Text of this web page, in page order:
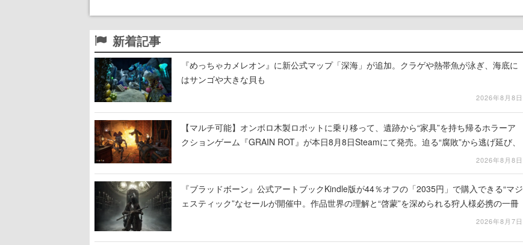
新着記事
『めっちゃカメレオン』に新公式マップ「深海」が追加。クラゲや熱帯魚が泳ぎ、海底に
はサンゴや大きな貝も
2026年8月8日
【マルチ可能】オンボロ木製ロボットに乗り移って、遺跡から“家具”を持ち帰るホラーア
クションゲーム『GRAIN ROT』が本日8月8日Steamにて発売。迫る“腐敗”から逃げ延び、
2026年8月8日
『ブラッドボーン』公式アートブックKindle版が44％オフの「2035円」で購入できる“マジ
ェスティック”なセールが開催中。作品世界の理解と“啓蒙”を深められる狩人様必携の一冊
2026年8月7日